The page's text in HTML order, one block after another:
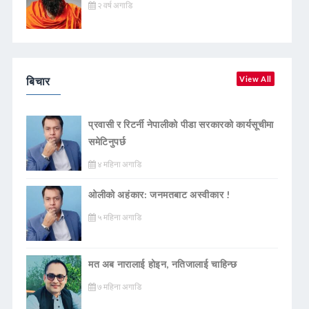
२ वर्ष अगाडि
बिचार View All
प्रवासी र रिटर्नी नेपालीको पीडा सरकारको कार्यसूचीमा
समेटिनुपर्छ
४ महिना अगाडि
ओलीको अहंकार: जनमतबाट अस्वीकार !
५ महिना अगाडि
मत अब नारालाई होइन, नतिजालाई चाहिन्छ
७ महिना अगाडि